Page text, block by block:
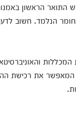
התואר הראשון
הנלמד. חשוב
המכללות
המאפשר את רכישת